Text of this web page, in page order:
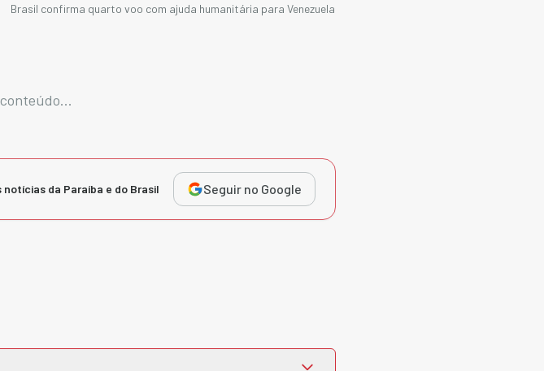
Brasil confirma quarto voo com ajuda humanitária para Venezuela
notícias da Paraíba e do Brasil Seguir no Google